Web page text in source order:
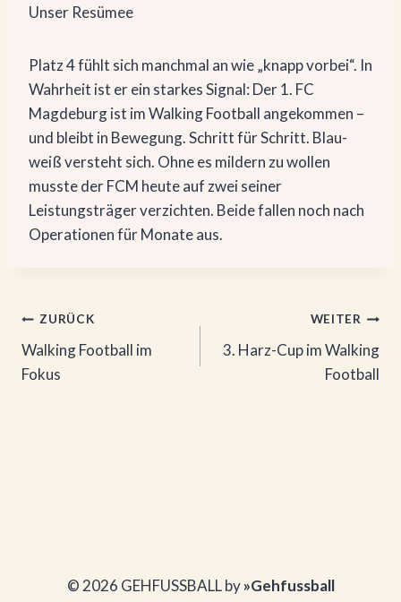
Unser Resümee
Platz 4 fühlt sich manchmal an wie „knapp vorbei“. In
Wahrheit ist er ein starkes Signal: Der 1. FC
Magdeburg ist im Walking Football angekommen –
und bleibt in Bewegung. Schritt für Schritt. Blau-
weiß versteht sich. Ohne es mildern zu wollen
musste der FCM heute auf zwei seiner
Leistungsträger verzichten. Beide fallen noch nach
Operationen für Monate aus.
Beitragsnavigation
ZURÜCK
Walking Football im
Fokus
WEITER
3. Harz-Cup im Walking
Football
© 2026 GEHFUSSBALL by»Gehfussball